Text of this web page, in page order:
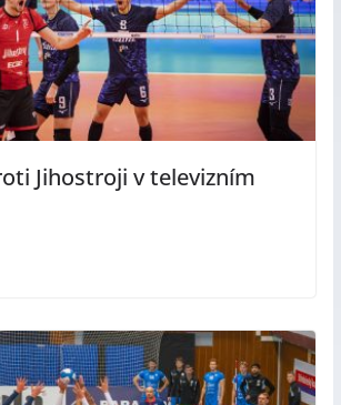
Jihostroji v televizním